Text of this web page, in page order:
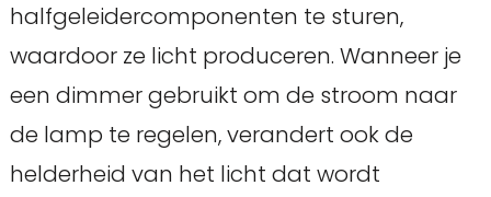
halfgeleidercomponenten te sturen,
waardoor ze licht produceren. Wanneer je
een dimmer gebruikt om de stroom naar
de lamp te regelen, verandert ook de
helderheid van het licht dat wordt